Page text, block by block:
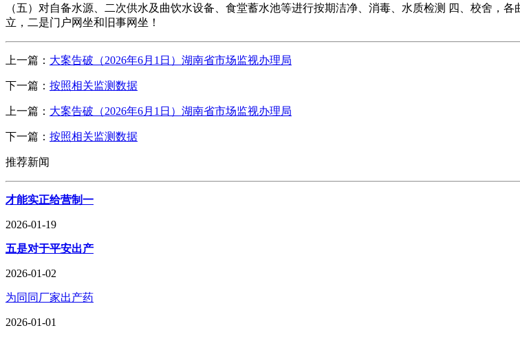
（五）对自备水源、二次供水及曲饮水设备、食堂蓄水池等进行按期洁净、消毒、水质检测 四、校舍，
立，二是门户网坐和旧事网坐！
上一篇： 大案告破（2026年6月1日）湖南省市场监视办理局
下一篇： 按照相关监测数据
上一篇： 大案告破（2026年6月1日）湖南省市场监视办理局
下一篇： 按照相关监测数据
推荐新闻
才能实正给营制一
2026-01-19
五是对于平安出产
2026-01-02
为同同厂家出产药
2026-01-01